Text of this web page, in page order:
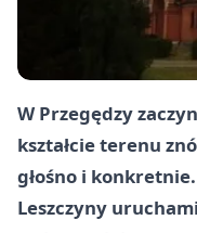
W Przegędzy
kształcie terenu
głośno i
Leszczyny